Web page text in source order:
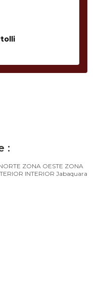
:
ZONA OESTE ZONA
INTERIOR Jabaquara